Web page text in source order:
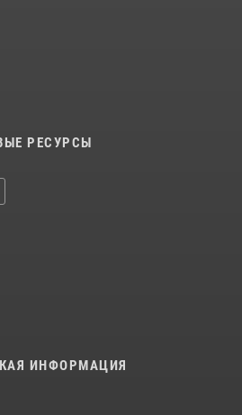
РЕСУРСЫ
ИНФОРМАЦИЯ